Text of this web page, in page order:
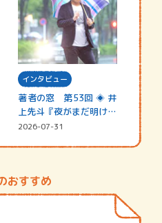
インタビュー
著者の窓 第53回 ◈ 井
上先斗『夜がまだ明けな
い』
2026-07-31
おすすめ